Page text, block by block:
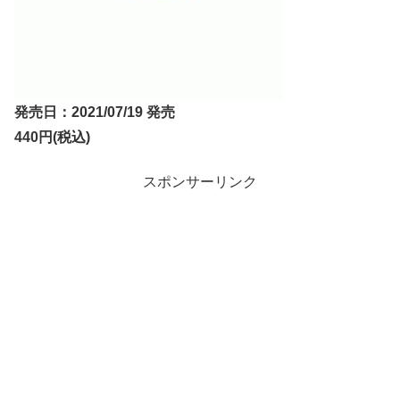
発売日：2021/07/19 発売
440円(税込)
スポンサーリンク